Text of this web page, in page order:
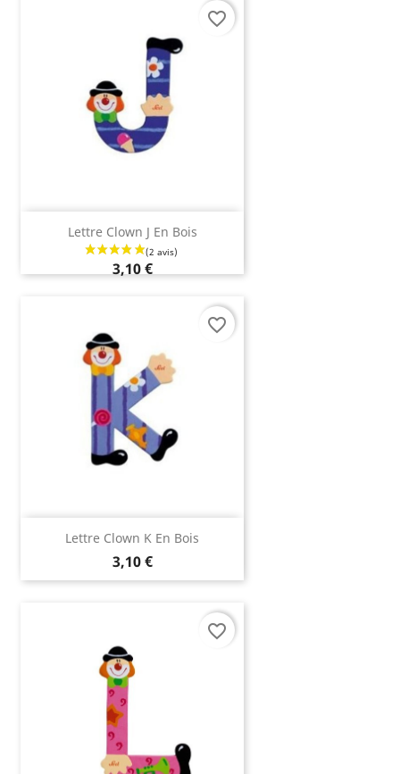
Lettre Clown J En Bois
3,10 €
favorite_border
Lettre Clown K En Bois
3,10 €
favorite_border
favorite_border